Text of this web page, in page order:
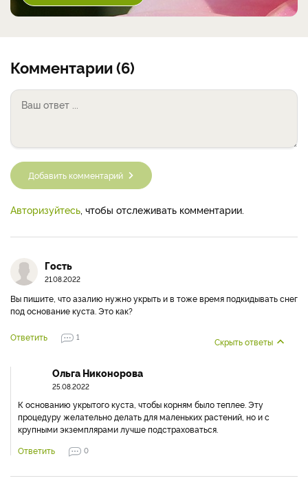
Комментарии (6)
Добавить комментарий
Авторизуйтесь, чтобы отслеживать комментарии.
Гость
21.08.2022
Вы пишите, что азалию нужно укрыть и в тоже время подкидывать снег
под основание куста. Это как?
Ответить 1 Скрыть ответы
Ольга Никонорова
25.08.2022
К основанию укрытого куста, чтобы корням было теплее. Эту
процедуру желательно делать для маленьких растений, но и с
крупными экземплярами лучше подстраховаться.
Ответить
0